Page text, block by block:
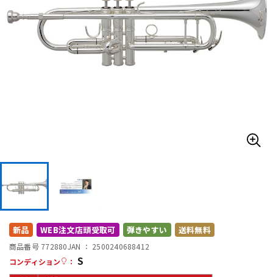
キーボード 電子ピアノ
配信/ライブ機器
新品 WEB注文店頭受取可 弾きやすい 送料無料
商品番号 772880JAN ： 2500240688412
コンディション
： S